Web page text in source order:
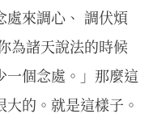
處來調心、 調伏煩
為諸天說法的時候
一個念處。」那麼這
的。就是這樣子。